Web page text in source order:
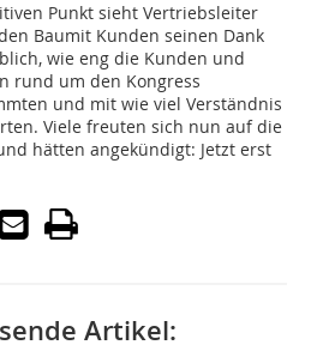
Punkt sieht Vertriebsleiter
Baumit Kunden seinen Dank
wie eng die Kunden und
rund um den Kongress
und mit wie viel Verständnis
Viele freuten sich nun auf die
hätten angekündigt: Jetzt erst
Artikel: